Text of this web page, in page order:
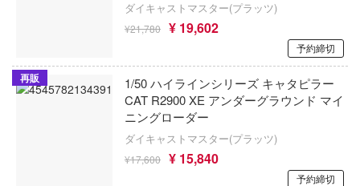
ダイキャストマスター(プラッツ)
¥21,780 ¥ 19,602
予約締切
再販
1/50 ハイラインシリーズ キャタピラー
CAT R2900 XE アンダーグラウンド マイ
ニングローダー
ダイキャストマスター(プラッツ)
¥17,600 ¥ 15,840
予約締切
2.5次元の誘惑
にじさんじ
忍者と殺し屋のふたりぐらし
ネプテューヌシリーズ
ガスパッチモデル(ビーバーコーポレーシ
Qモデル
Q-six
キネティック